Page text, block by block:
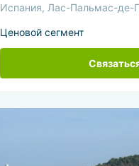
Испания, Лас-Пальмас-де-
Ценовой сегмент